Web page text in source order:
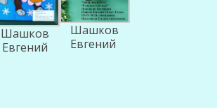
Шашков
Евгений
Шашков
Евгений